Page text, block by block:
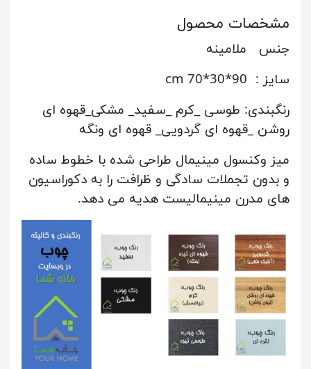
مشخصات محصول
جنس ملامینه
سایز : 90*30*70 cm
رنگبندی: طوسی _کرم _سفید_ مشکی_قهوه ای
روشن _قهوه ای گردویی_ قهوه ای ونگه
میز وکنسول مینیمال طراحی شده با خطوط ساده
و بدون تجملات سادگی و ظرافت را به دکوراسیون
های مدرن مینیمالیست هدیه می دهد.